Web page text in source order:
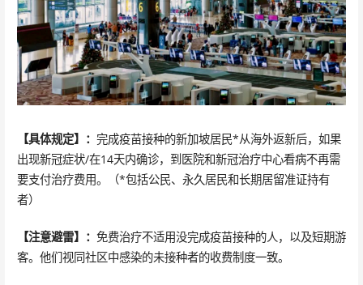
【具体规定】： 完成疫苗接种的新加坡居民*从海外返新后，如果
出现新冠症状/在14天内确诊，到医院和新冠治疗中心看病不再需
要支付治疗费用。（*包括公民、永久居民和长期居留准证持有
者）
【注意避雷】： 免费治疗不适用没完成疫苗接种的人，以及短期游
客。他们视同社区中感染的未接种者的收费制度一致。